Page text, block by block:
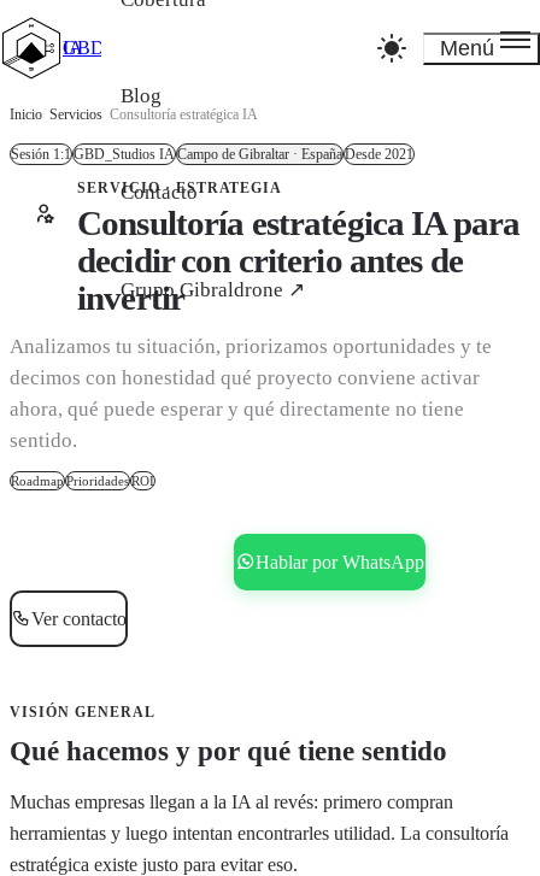
GBD_Studios IA
Blog
Contacto
Grupo Gibraldrone ↗
Menú
Inicio Servicios Consultoría estratégica IA
Sesión 1:1GBD_Studios IACampo de Gibraltar · EspañaDesde 2021
SERVICIO · ESTRATEGIA
Consultoría estratégica IA para
decidir con criterio antes de
invertir
Analizamos tu situación, priorizamos oportunidades y te
decimos con honestidad qué proyecto conviene activar
ahora, qué puede esperar y qué directamente no tiene
sentido.
RoadmapPrioridadesROI
Hablar por WhatsApp
Ver contacto
VISIÓN GENERAL
Qué hacemos y por qué tiene sentido
Muchas empresas llegan a la IA al revés: primero compran
herramientas y luego intentan encontrarles utilidad. La consultoría
estratégica existe justo para evitar eso.